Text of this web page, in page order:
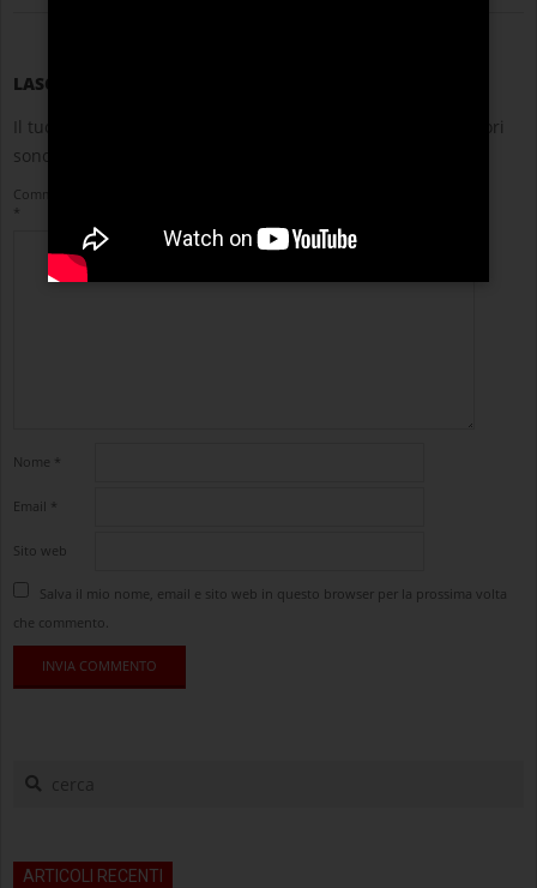
LASCIA UN COMMENTO
Il tuo indirizzo email non sarà pubblicato.
I campi obbligatori
sono contrassegnati
Commento
*
Nome *
Email *
Sito web
Salva il mio nome, email e sito web in questo browser per la prossima volta
che commento.
cerca
ARTICOLI RECENTI